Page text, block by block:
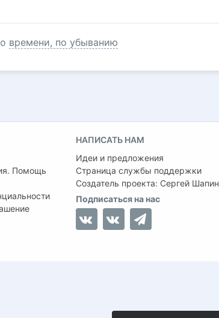
времени, по убыванию
Помощь
НАПИСАТЬ НАМ
Идеи и предложения
Страница службы поддержки
Создатель проекта: Сергей Шапин
Подписаться на нас